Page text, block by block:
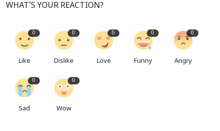
WHAT'S YOUR REACTION?
0
Like
0
Dislike
0
Love
0
Funny
0
Angry
0
Sad
0
Wow